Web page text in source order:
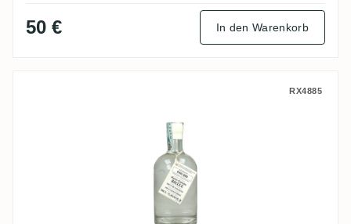
50 € In den Warenkorb
RX4885